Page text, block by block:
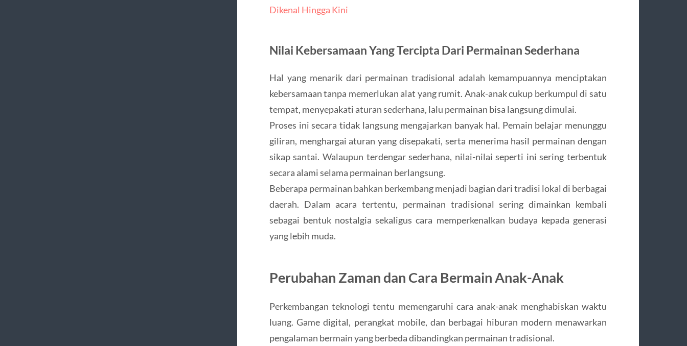
Dikenal Hingga Kini
Nilai Kebersamaan Yang Tercipta Dari Permainan Sederhana
Hal yang menarik dari permainan tradisional adalah kemampuannya menciptakan
kebersamaan tanpa memerlukan alat yang rumit. Anak-anak cukup berkumpul di satu
tempat, menyepakati aturan sederhana, lalu permainan bisa langsung dimulai.
Proses ini secara tidak langsung mengajarkan banyak hal. Pemain belajar menunggu
giliran, menghargai aturan yang disepakati, serta menerima hasil permainan dengan
sikap santai. Walaupun terdengar sederhana, nilai-nilai seperti ini sering terbentuk
secara alami selama permainan berlangsung.
Beberapa permainan bahkan berkembang menjadi bagian dari tradisi lokal di berbagai
daerah. Dalam acara tertentu, permainan tradisional sering dimainkan kembali
sebagai bentuk nostalgia sekaligus cara memperkenalkan budaya kepada generasi
yang lebih muda.
Perubahan Zaman dan Cara Bermain Anak-Anak
Perkembangan teknologi tentu memengaruhi cara anak-anak menghabiskan waktu
luang. Game digital, perangkat mobile, dan berbagai hiburan modern menawarkan
pengalaman bermain yang berbeda dibandingkan permainan tradisional.